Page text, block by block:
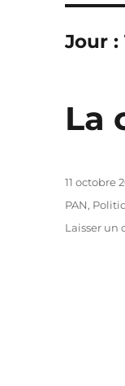
Jour :
La
Publié
11 octobre
Catégories
PAN,
Laisser un